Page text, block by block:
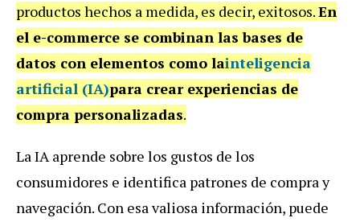
productos hechos a medida, es decir, exitosos.En
el e-commerce se combinan las bases de
datos con elementos como lainteligencia
artificial (IA)para crear experiencias de
compra personalizadas.
La IA aprende sobre los gustos de los
consumidores e identifica patrones de compra y
navegación. Con esa valiosa información, puede